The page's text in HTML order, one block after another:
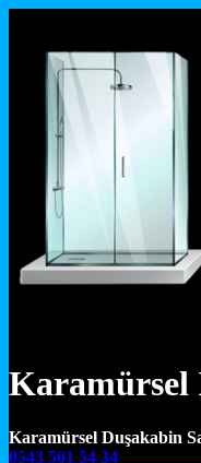
Karamürsel
Karamürsel Duşakabin
0543 501 54 34